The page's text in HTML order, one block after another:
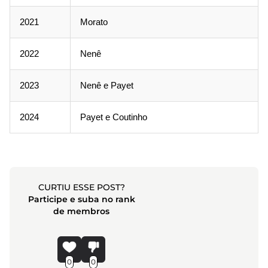
2021 Morato
2022 Nenê
2023 Nenê e Payet
2024 Payet e Coutinho
CURTIU ESSE POST?
Participe e suba no rank
de membros
0 0